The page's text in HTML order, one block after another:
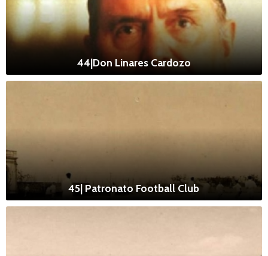
44|Don Linares Cardozo
45| Patronato Football Club